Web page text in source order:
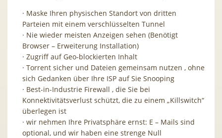
· Maske Ihren physischen Standort von dritten
Parteien mit einem verschlüsselten Tunnel
· Nie wieder meisten Anzeigen sehen (Benötigt
Browser – Erweiterung Installation)
· Zugriff aufGeo-blockierten Inhalt
· Torrent sicher und Dateien gemeinsam nutzen , ohne
sich Gedanken über Ihre ISP auf Sie Snooping
· Best-in-Industrie Firewall , die Sie bei
Konnektivitätsverlust schützt, die zu einem „Killswitch“
überlegen ist
· wir nehmen Ihre Privatsphäre ernst: E – Mails sind
optional, und wir haben eine strenge Null